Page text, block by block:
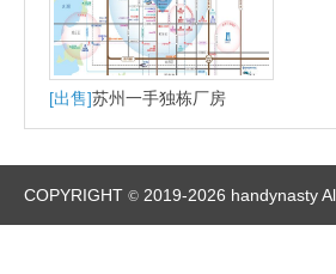
[出售]苏州一手独栋厂房
COPYRIGHT © 2019-2026 handynasty